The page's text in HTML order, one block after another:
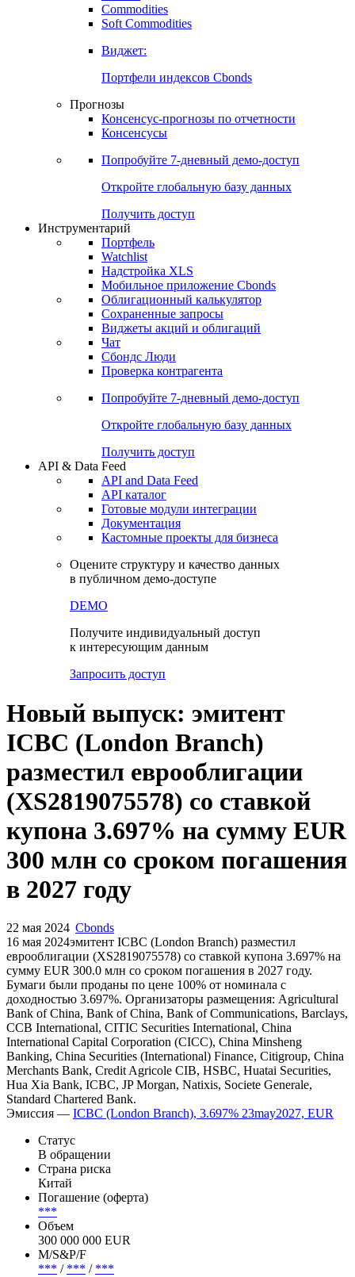
Commodities
Soft Commodities
Виджет:
Портфели индексов Cbonds
Прогнозы
Консенсус-прогнозы по отчетности
Консенсусы
Попробуйте 7-дневный демо-доступ
Откройте глобальную базу данных
Получить доступ
Инструментарий
Портфель
Watchlist
Надстройка XLS
Мобильное приложение Cbonds
Облигационный калькулятор
Сохраненные запросы
Виджеты акций и облигаций
Чат
Сбондс Люди
Проверка контрагента
Попробуйте 7-дневный демо-доступ
Откройте глобальную базу данных
Получить доступ
API & Data Feed
API and Data Feed
API каталог
Готовые модули интеграции
Документация
Кастомные проекты для бизнеса
Оцените структуру и качество данных
в публичном демо-доступе
DEMO
Получите индивидуальный доступ
к интересующим данным
Запросить доступ
Новый выпуск: эмитент
ICBC (London Branch)
разместил еврооблигации
(XS2819075578) со ставкой
купона 3.697% на сумму EUR
300 млн со сроком погашения
в 2027 году
22 мая 2024 Cbonds
16 мая 2024эмитент ICBC (London Branch) разместил
еврооблигации (XS2819075578) cо ставкой купона 3.697% на
сумму EUR 300.0 млн со сроком погашения в 2027 году.
Бумаги были проданы по цене 100% от номинала с
доходностью 3.697%. Организаторы размещения: Agricultural
Bank of China, Bank of China, Bank of Communications, Barclays,
CCB International, CITIC Securities International, China
International Capital Corporation (CICC), China Minsheng
Banking, China Securities (International) Finance, Citigroup, China
Merchants Bank, Credit Agricole CIB, HSBC, Huatai Securities,
Hua Xia Bank, ICBC, JP Morgan, Natixis, Societe Generale,
Standard Chartered Bank.
Эмиссия — ICBC (London Branch), 3.697% 23may2027, EUR
Статус
В обращении
Страна риска
Китай
Погашение (оферта)
***
Объем
300 000 000 EUR
М/S&P/F
*** / *** / ***